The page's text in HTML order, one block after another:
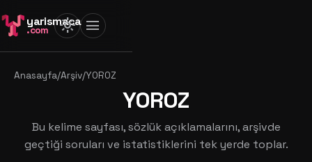
yarismaca
.com light_mode menu
Anasayfa/Arşiv/YOROZ
YOROZ
Bu kelime sayfası, sözlük açıklamalarını, arşivde
geçtiği soruları ve istatistiklerini tek yerde toplar.